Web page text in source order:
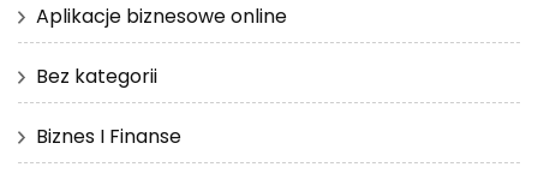
Aplikacje biznesowe online
Bez kategorii
Biznes I Finanse